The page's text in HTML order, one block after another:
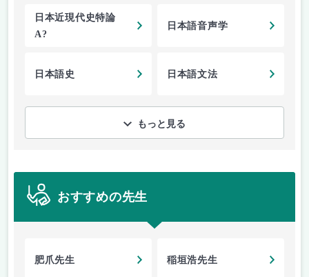
日本近現代史特論
A?
日本語音声学
日本語史 日本語文法
もっと見る
おすすめの先生
肥爪先生 稲垣浩先生